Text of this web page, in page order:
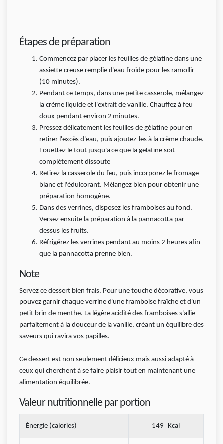
Étapes de préparation
Commencez par placer les feuilles de gélatine dans une
assiette creuse remplie d'eau froide pour les ramollir
(10 minutes).
Pendant ce temps, dans une petite casserole, mélangez
la crème liquide et l'extrait de vanille. Chauffez à feu
doux pendant environ 2 minutes.
Pressez délicatement les feuilles de gélatine pour en
retirer l'excès d'eau, puis ajoutez-les à la crème chaude.
Fouettez le tout jusqu'à ce que la gélatine soit
complètement dissoute.
Retirez la casserole du feu, puis incorporez le fromage
blanc et l'édulcorant. Mélangez bien pour obtenir une
préparation homogène.
Dans des verrines, disposez les framboises au fond.
Versez ensuite la préparation à la pannacotta par-
dessus les fruits.
Réfrigérez les verrines pendant au moins 2 heures afin
que la pannacotta prenne bien.
Note
Servez ce dessert bien frais. Pour une touche décorative, vous
pouvez garnir chaque verrine d'une framboise fraîche et d'un
petit brin de menthe. La légère acidité des framboises s'allie
parfaitement à la douceur de la vanille, créant un équilibre des
saveurs qui ravira vos papilles.
Ce dessert est non seulement délicieux mais aussi adapté à
ceux qui cherchent à se faire plaisir tout en maintenant une
alimentation équilibrée.
Valeur nutritionnelle par portion
Énergie (calories) 149 Kcal